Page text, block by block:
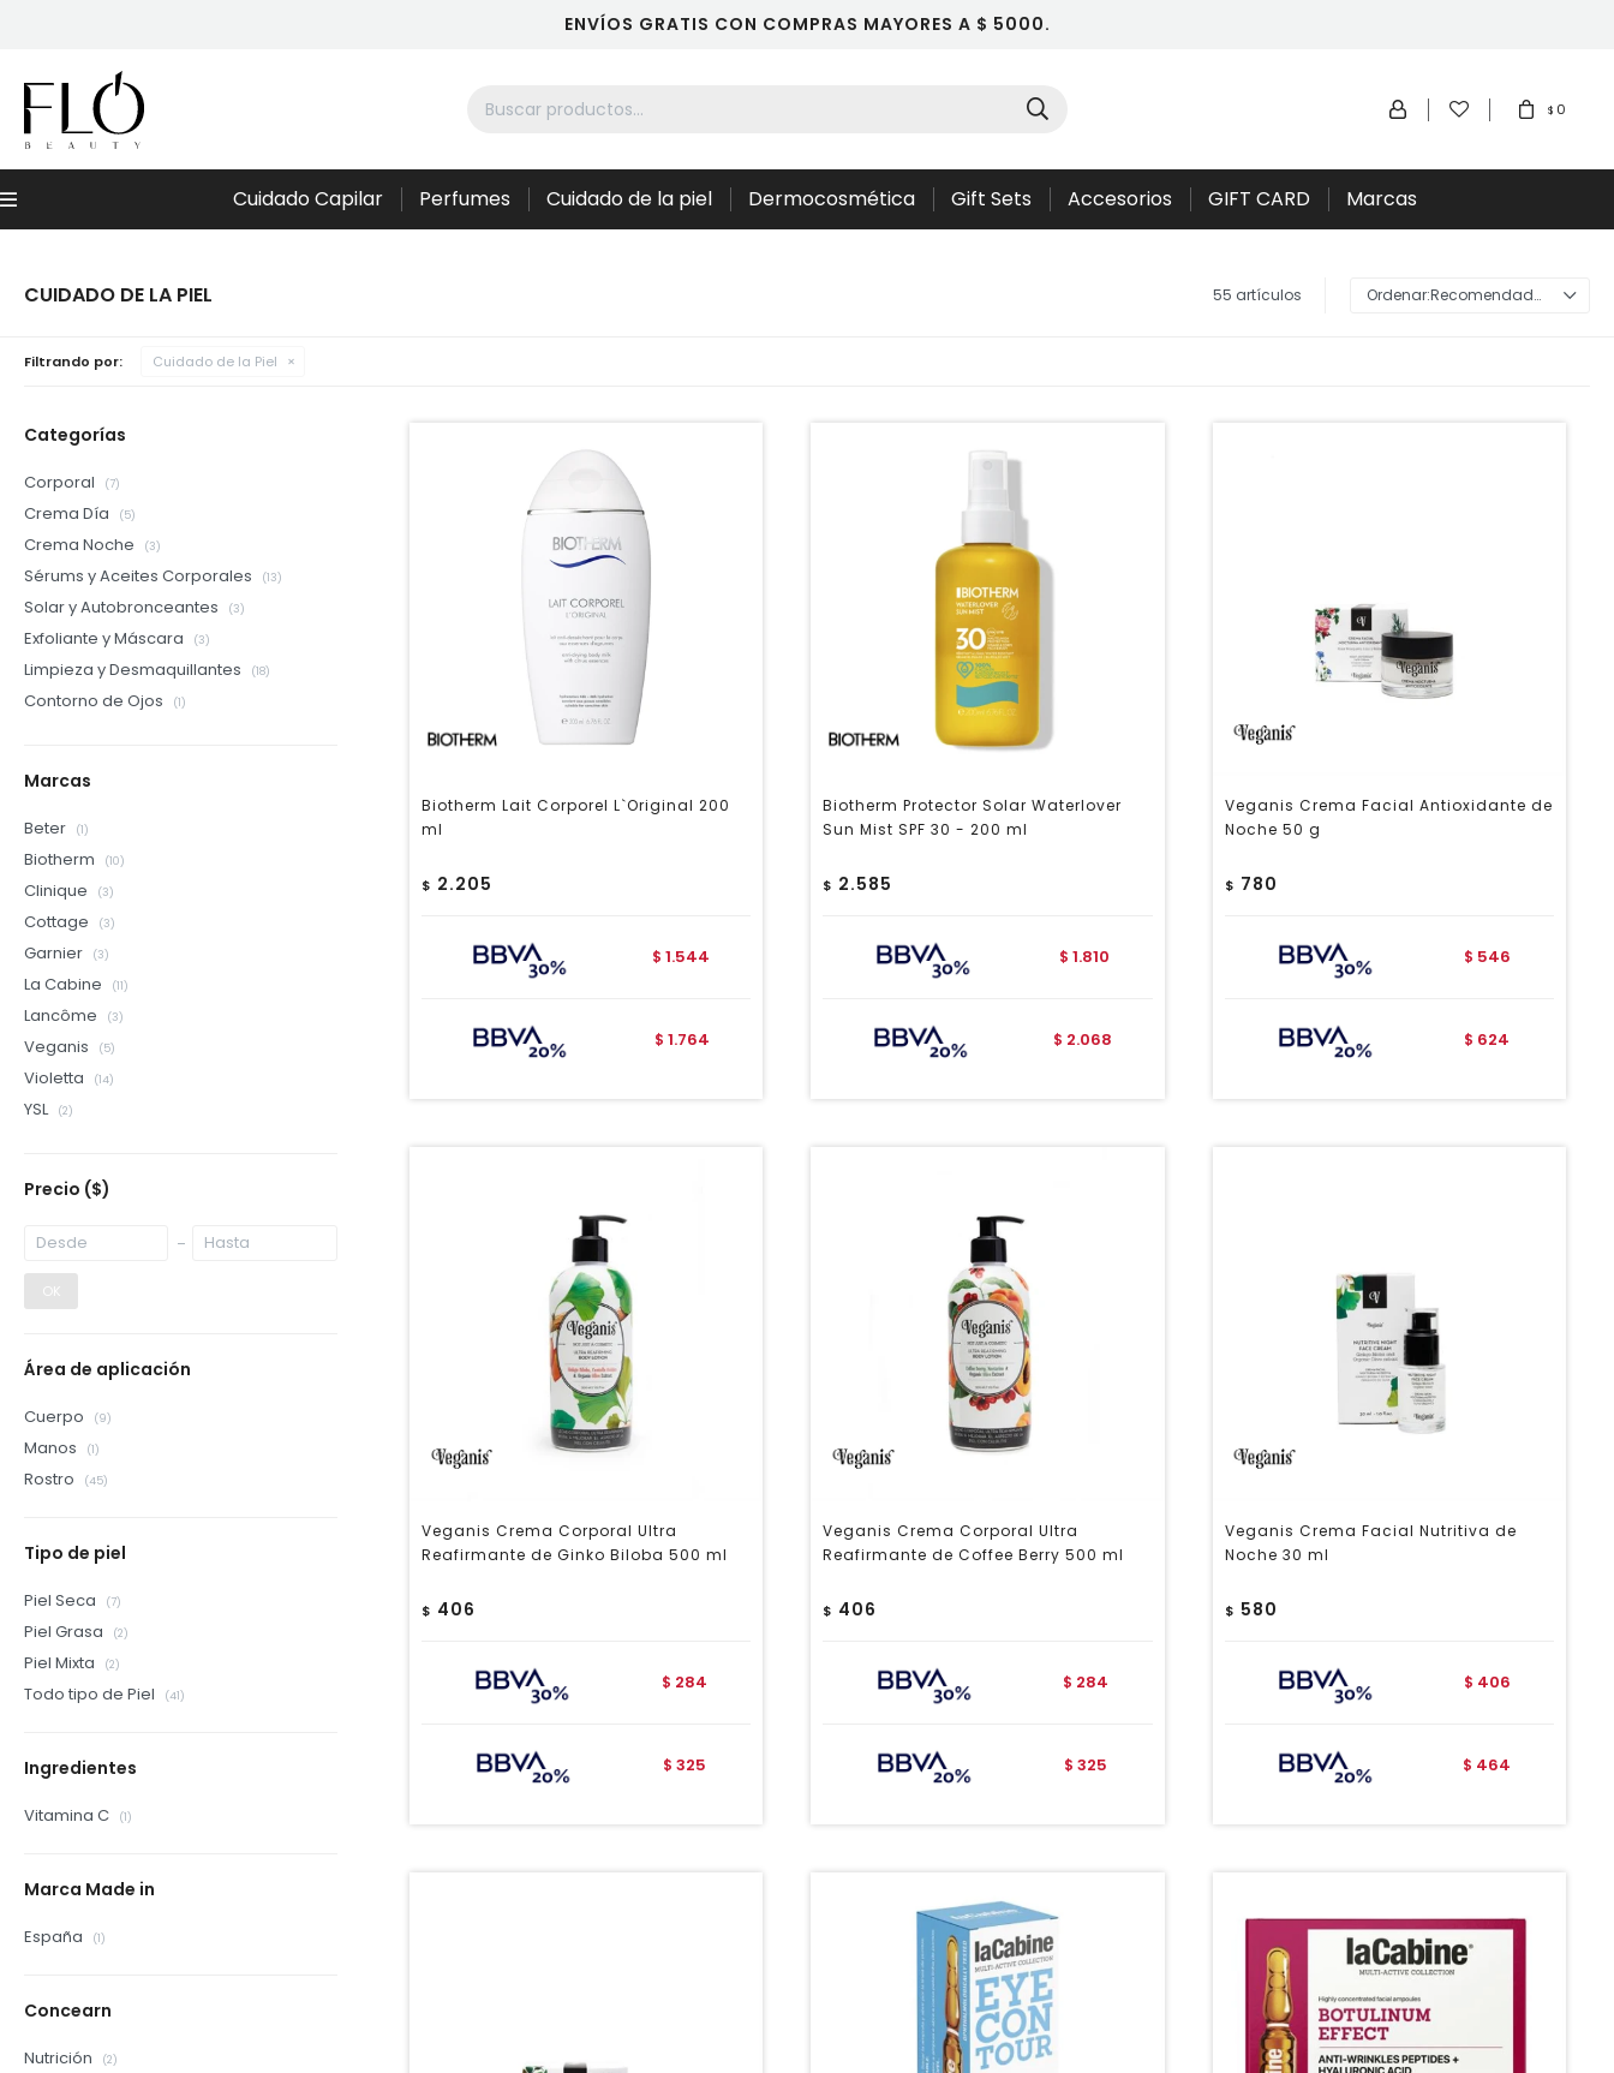
ENVÍOS GRATIS CON COMPRAS MAYORES A $ 5000.
Menú Cuidado Capilar Perfumes Cuidado de la piel Dermocosmética Gift Sets Accesorios GIFT CARD Marcas
$ 0
CUIDADO DE LA PIEL 55 artículos Recomendados
Filtrando por: Cuidado de la Piel
Biotherm Lait Corporel L`Original 200
ml
$ 2.205
$ 1.544
$ 1.764
Biotherm Protector Solar Waterlover
Sun Mist SPF 30 - 200 ml
$ 2.585
$ 1.810
$ 2.068
Veganis Crema Facial Antioxidante de
Noche 50 g
$ 780
$ 546
$ 624
Veganis Crema Corporal Ultra
Reafirmante de Ginko Biloba 500 ml
$ 406
$ 284
$ 325
Veganis Crema Corporal Ultra
Reafirmante de Coffee Berry 500 ml
$ 406
$ 284
$ 325
Veganis Crema Facial Nutritiva de
Noche 30 ml
$ 580
$ 406
$ 464
Categorías
Corporal (7)
Crema Día (5)
Crema Noche (3)
Sérums y Aceites Corporales (13)
Solar y Autobronceantes (3)
Exfoliante y Máscara (3)
Limpieza y Desmaquillantes (18)
Contorno de Ojos (1)
Marcas
Beter (1)
Biotherm (10)
Clinique (3)
Cottage (3)
Garnier (3)
La Cabine (11)
Lancôme (3)
Veganis (5)
Violetta (14)
YSL (2)
Precio ($)
OK
Área de aplicación
Cuerpo (9)
Manos (1)
Rostro (45)
Tipo de piel
Piel Seca (7)
Piel Grasa (2)
Piel Mixta (2)
Todo tipo de Piel (41)
Ingredientes
Vitamina C (1)
Marca Made in
España (1)
Concearn
Nutrición (2)